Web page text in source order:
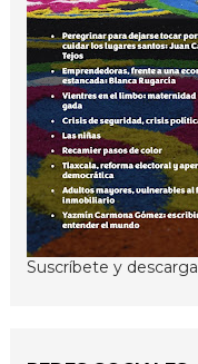
Suscríbete y descarga